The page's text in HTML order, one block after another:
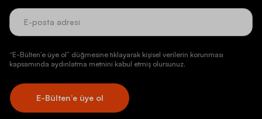
“E-Bülten’e üye ol” düğmesine tıklayarak kişisel verilerin korunması
kapsamında aydınlatma metnini kabul etmiş olursunuz.
E-Bülten’e üye ol